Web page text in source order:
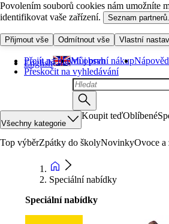
Povolením souborů cookies nám umožníte
identifikovat vaše zařízení.
Seznam partnerů.
Přijmout vše Odmítnout vše Vlastní
Přejít na hlavní obsah
Přeskočit na vyhledávání
English Můj první nákup
Všechny kategorie
Koupit teďOblíbené
Top výběrZpátky do školyNovinkyOvoce a
Speciální nabídky
Speciální nabídky